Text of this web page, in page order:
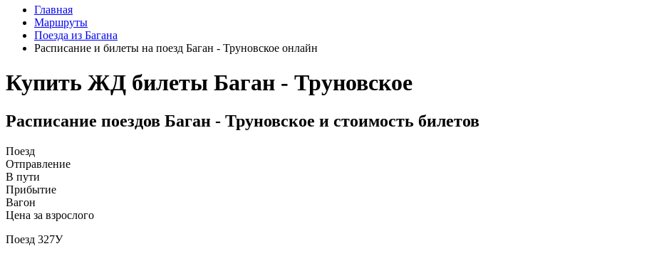
Главная
Маршруты
Поезда из Багана
Расписание и билеты на поезд Баган - Труновское онлайн
Купить ЖД билеты Баган - Труновское
Расписание поездов Баган - Труновское и стоимость билетов
Поезд
Отправление
В пути
Прибытие
Вагон
Цена за взрослого
Поезд 327У